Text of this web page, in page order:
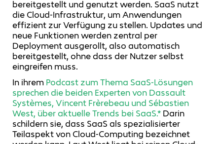
bereitgestellt und genutzt werden. SaaS nutzt
die Cloud-Infrastruktur, um Anwendungen
effizient zur Verfügung zu stellen. Updates und
neue Funktionen werden zentral per
Deployment ausgerollt, also automatisch
bereitgestellt, ohne dass der Nutzer selbst
eingreifen muss.
In ihrem Podcast zum Thema SaaS-Lösungen
sprechen die beiden Experten von Dassault
Systèmes, Vincent Frèrebeau und Sébastien
West, über aktuelle Trends bei SaaS.* Darin
schildern sie, dass SaaS als spezialisierter
Teilaspekt von Cloud-Computing bezeichnet